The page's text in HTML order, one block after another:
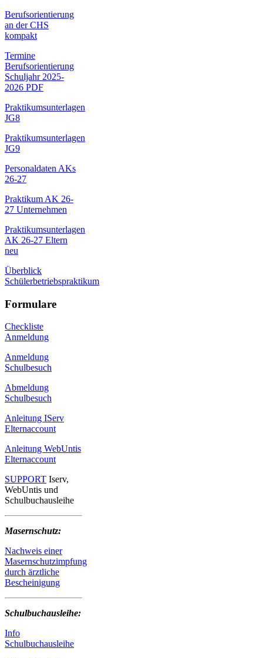
Berufsorientierung
an der CHS
kompakt
Termine
Berufsorientierung
Schuljahr 2025-
2026 PDF
Praktikumsunterlagen
JG8
Praktikumsunterlagen
JG9
Personaldaten AKs
26-27
Praktikum AK 26-
27 Unternehmen
Praktikumsunterlagen
AK 26-27 Eltern
neu
Überblick
Schülerbetriebspraktikum
Formulare
Checkliste
Anmeldung
Anmeldung
Schulbesuch
Abmeldung
Schulbesuch
Anleitung IServ
Elternaccount
Anleitung WebUntis
Elternaccount
SUPPORT Iserv,
WebUntis und
Schulbuchausleihe
Masernschutz:
Nachweis einer
Masernschutzimpfung
durch ärztliche
Bescheinigung
Schulbuchausleihe:
Info
Schulbuchausleihe